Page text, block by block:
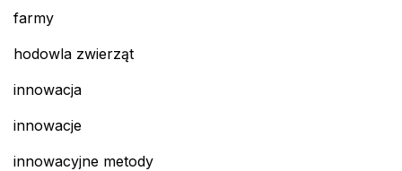
farmy
hodowla zwierząt
innowacja
innowacje
innowacyjne metody